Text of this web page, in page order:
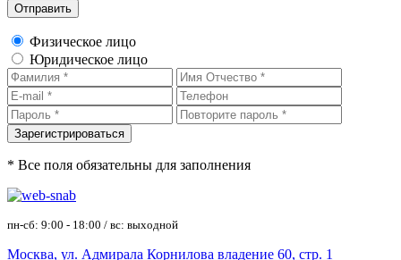
Физическое лицо
Юридическое лицо
* Все поля обязательны для заполнения
пн-сб: 9:00 - 18:00 / вс: выходной
Москва, ул. Адмирала Корнилова владение 60, стр. 1